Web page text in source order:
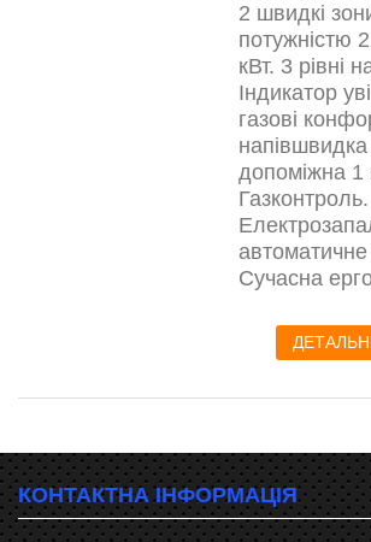
2 швидкі
потужністю
кВт. 3 рівні
Індикатор
газові
допоміжна 1
Газконтроль.
автоматичне
Сучасна
КОНТАКТНА ІНФОРМАЦІЯ